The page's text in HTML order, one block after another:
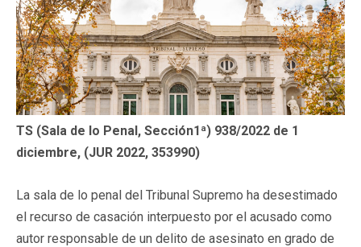
TS (Sala de lo Penal, Sección1ª) 938/2022 de 1
diciembre, (JUR 2022, 353990)
La sala de lo penal del Tribunal Supremo ha desestimado
el recurso de casación interpuesto por el acusado como
autor responsable de un delito de asesinato en grado de